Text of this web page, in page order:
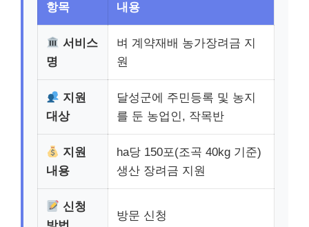
항목 내용
서비스
명
벼 계약재배 농가장려금 지
원
지원
대상
달성군에 주민등록 및 농지
를 둔 농업인, 작목반
지원
내용
ha당 150포(조곡 40kg 기준)
생산 장려금 지원
신청
방문 신청